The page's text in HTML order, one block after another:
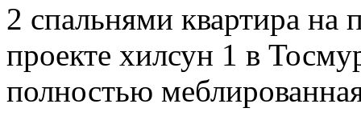
2 cпальнями квартира
проекте хилсун 1 в
полностью